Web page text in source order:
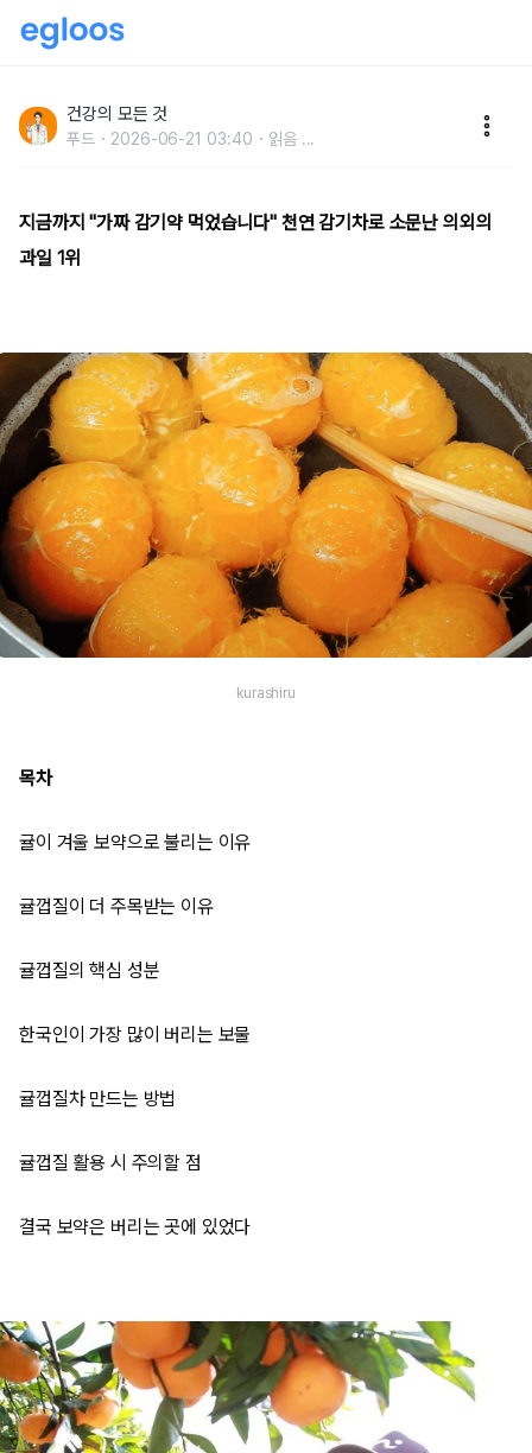
문난 의외의 과일 1위
건강의 모든 것
푸드 2026-06-21 03:40 읽음 ...
지금까지 "가짜 감기약 먹었습니다" 천연 감기차로 소문난 의외의
과일 1위
kurashiru
목차
귤이 겨울 보약으로 불리는 이유
귤껍질이 더 주목받는 이유
귤껍질의 핵심 성분
한국인이 가장 많이 버리는 보물
귤껍질차 만드는 방법
귤껍질 활용 시 주의할 점
결국 보약은 버리는 곳에 있었다